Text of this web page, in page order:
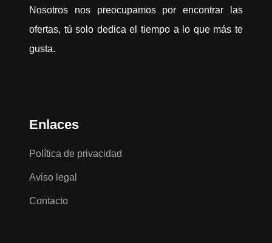
Nosotros nos preocupamos por encontrar las
ofertas, tú solo dedica el tiempo a lo que más te
gusta.
Enlaces
Política de privacidad
Aviso legal
Contacto